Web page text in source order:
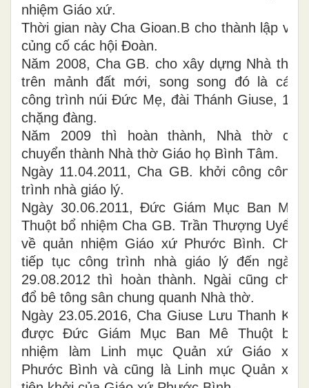
nhiệm Giáo xứ.
Thời gian này Cha Gioan.B cho thành lập và
củng cố các hội Đoàn.
Năm 2008, Cha GB. cho xây dựng Nhà thờ
trên mảnh đất mới, song song đó là các
công trình núi Đức Mẹ, đài Thánh Giuse, 14
chặng đàng.
Năm 2009 thì hoàn thành, Nhà thờ cũ
chuyển thành Nhà thờ Giáo họ Bình Tâm.
Ngày 11.04.2011, Cha GB. khởi công công
trình nhà giáo lý.
Ngày 30.06.2011, Đức Giám Mục Ban Mê
Thuột bổ nhiệm Cha GB. Trần Thượng Uyển
về quản nhiệm Giáo xứ Phước Bình. Cha
tiếp tục công trình nhà giáo lý đến ngày
29.08.2012 thì hoàn thành. Ngài cũng cho
đổ bê tông sân chung quanh Nhà thờ.
Ngày 23.05.2016, Cha Giuse Lưu Thanh Kỳ
được Đức Giám Mục Ban Mê Thuột bổ
nhiệm làm Linh mục Quản xứ Giáo xứ
Phước Bình và cũng là Linh mục Quản xứ